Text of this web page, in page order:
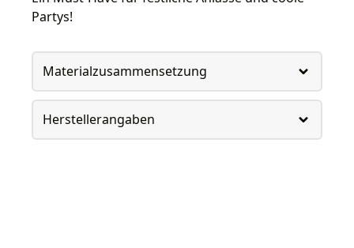
Partys!
Materialzusammensetzung
Herstellerangaben